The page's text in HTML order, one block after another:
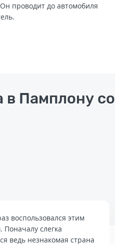
проводит до автомобиля
в Памплону со
воспользовался этим
Поначалу слегка
ведь незнакомая страна